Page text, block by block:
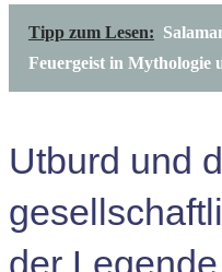
Tipp zum Lesen:
Feuergeist in Mythologie
Utburd und
der Legende